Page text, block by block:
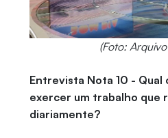
(Foto:
Entrevista Nota 10 - Qual
exercer um trabalho que
diariamente?